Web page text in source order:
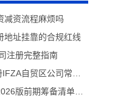
减资流程麻烦吗
地址挂靠的合规红线
注册完整指南